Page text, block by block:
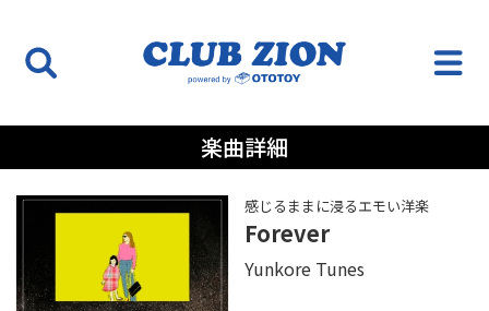
楽曲詳細
感じるままに浸るエモい洋楽
Forever
Yunkore Tunes